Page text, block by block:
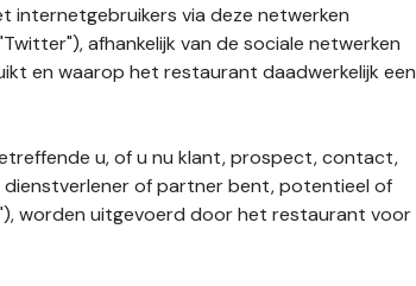
internetgebruikers via deze netwerken
afhankelijk van de sociale netwerken
en waarop het restaurant daadwerkelijk een
u, of u nu klant, prospect, contact,
of partner bent, potentieel of
worden uitgevoerd door het restaurant voor